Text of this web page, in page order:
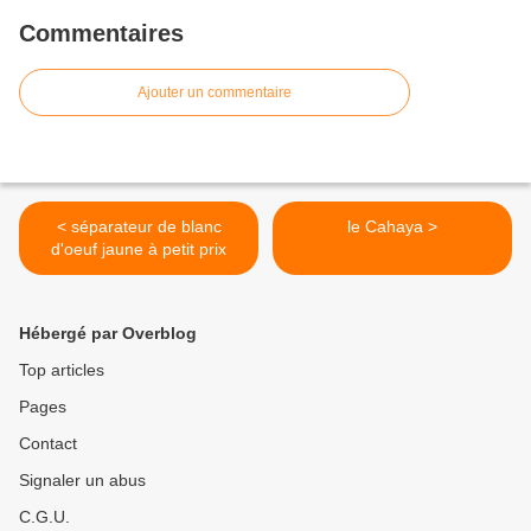
Commentaires
Ajouter un commentaire
< séparateur de blanc
d'oeuf jaune à petit prix
le Cahaya >
Hébergé par Overblog
Top articles
Pages
Contact
Signaler un abus
C.G.U.